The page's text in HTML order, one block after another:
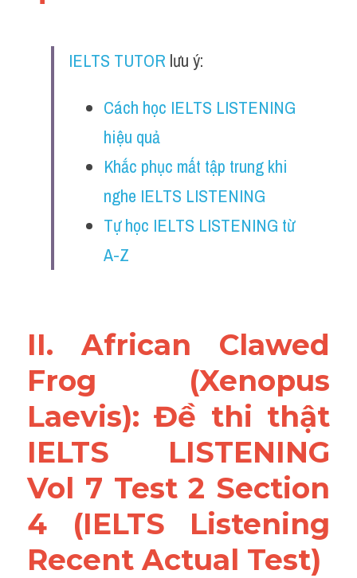
Đề thi thật IELTS
Vocabulary
Education
IELTS TUTOR lưu ý:
Cách học IELTS LISTENING
hiệu quả
Khắc phục mất tập trung khi
nghe IELTS LISTENING
Tự học IELTS LISTENING từ
A-Z
II. African Clawed
Frog (Xenopus
Laevis): Đề thi thật
IELTS LISTENING
Vol 7 Test 2 Section
4 (IELTS Listening
Recent Actual Test)